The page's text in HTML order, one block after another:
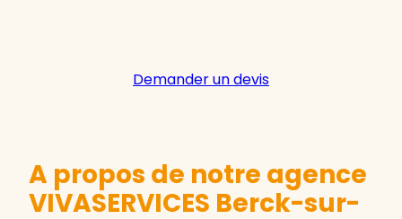
Demander un devis
A propos de notre agence
VIVASERVICES Berck-sur-